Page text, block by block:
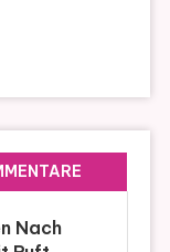
Nach